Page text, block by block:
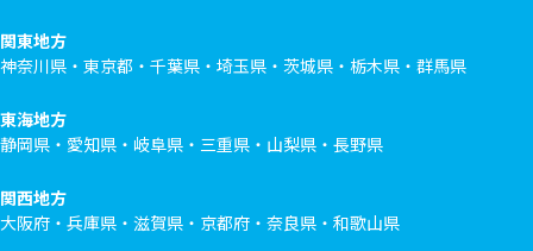
関東地方
神奈川県・東京都・千葉県・埼玉県・茨城県・栃木県・群馬県
東海地方
静岡県・愛知県・岐阜県・三重県・山梨県・長野県
関西地方
大阪府・兵庫県・滋賀県・京都府・奈良県・和歌山県